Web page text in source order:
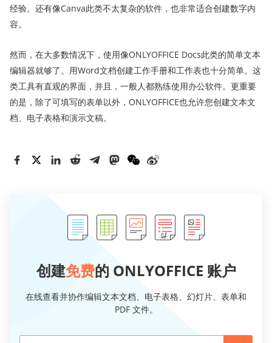
经验。还有像Canva此类不太复杂的软件，也非常适合创建数字内
容。
然而，在大多数情况下，使用像ONLYOFFICE Docs此类的简单文本
编辑器就够了。用Word文档创建工作手册和工作表也十分简单。这
类工具有直观的界面，并且，一般人都熟练使用办公软件。更重要
的是，除了可填写的表单以外，ONLYOFFICE也允许您创建文本文
档、电子表格和演示文稿。
创建免费的 ONLYOFFICE 账户
在线查看并协作编辑文本文档、电子表格、幻灯片、表单和
PDF 文件。